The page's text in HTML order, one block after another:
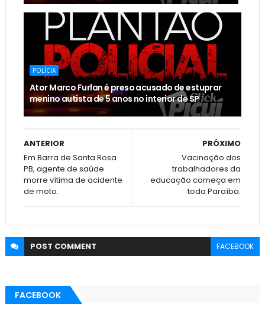
POLÍCIA
Ator Marco Furlan é preso acusado de estuprar
menino autista de 5 anos no interior de SP
PRÓXIMO
Vacinação dos
trabalhadores da
educação começa em
toda Paraíba.
ANTERIOR
Em Barra de Santa Rosa
PB, agente de saúde
morre vítima de acidente
de moto.
POST COMMENT FACEBOOK
FACEBOOK